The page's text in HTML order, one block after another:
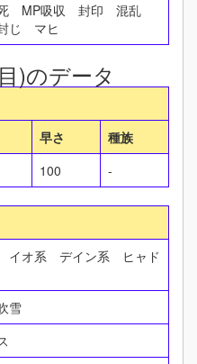
MP吸収 封印 混乱
じ マヒ
)のデータ
早さ
種族
100 -
イオ系 デイン系 ヒャド
雪